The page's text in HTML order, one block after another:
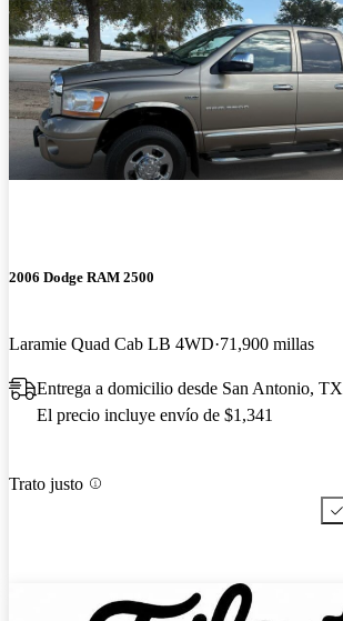
2006 Dodge RAM 2500
Laramie Quad Cab LB 4WD 71,900 millas
Entrega a domicilio desde San Antonio, TX
El precio incluye envío de $1,341
Trato justo